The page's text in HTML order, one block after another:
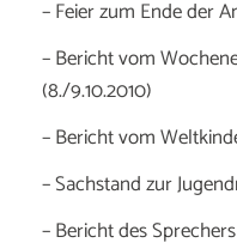
– Feier zum Ende der
– Bericht vom
(8./9.10.2010)
– Bericht vom
– Sachstand zur
– Bericht des